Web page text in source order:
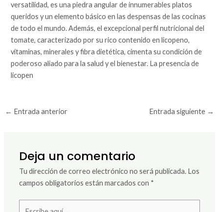
versatilidad, es una piedra angular de innumerables platos
queridos y un elemento básico en las despensas de las cocinas
de todo el mundo. Además, el excepcional perfil nutricional del
tomate, caracterizado por su rico contenido en licopeno,
vitaminas, minerales y fibra dietética, cimenta su condición de
poderoso aliado para la salud y el bienestar. La presencia de
licopen
← Entrada anterior Entrada siguiente →
Deja un comentario
Tu dirección de correo electrónico no será publicada. Los
campos obligatorios están marcados con *